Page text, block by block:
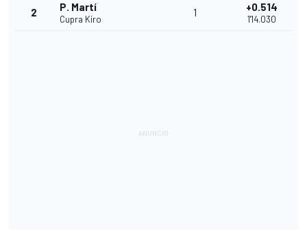
2 P. Martí
Cupra Kiro
1 +0.514
1'14.030